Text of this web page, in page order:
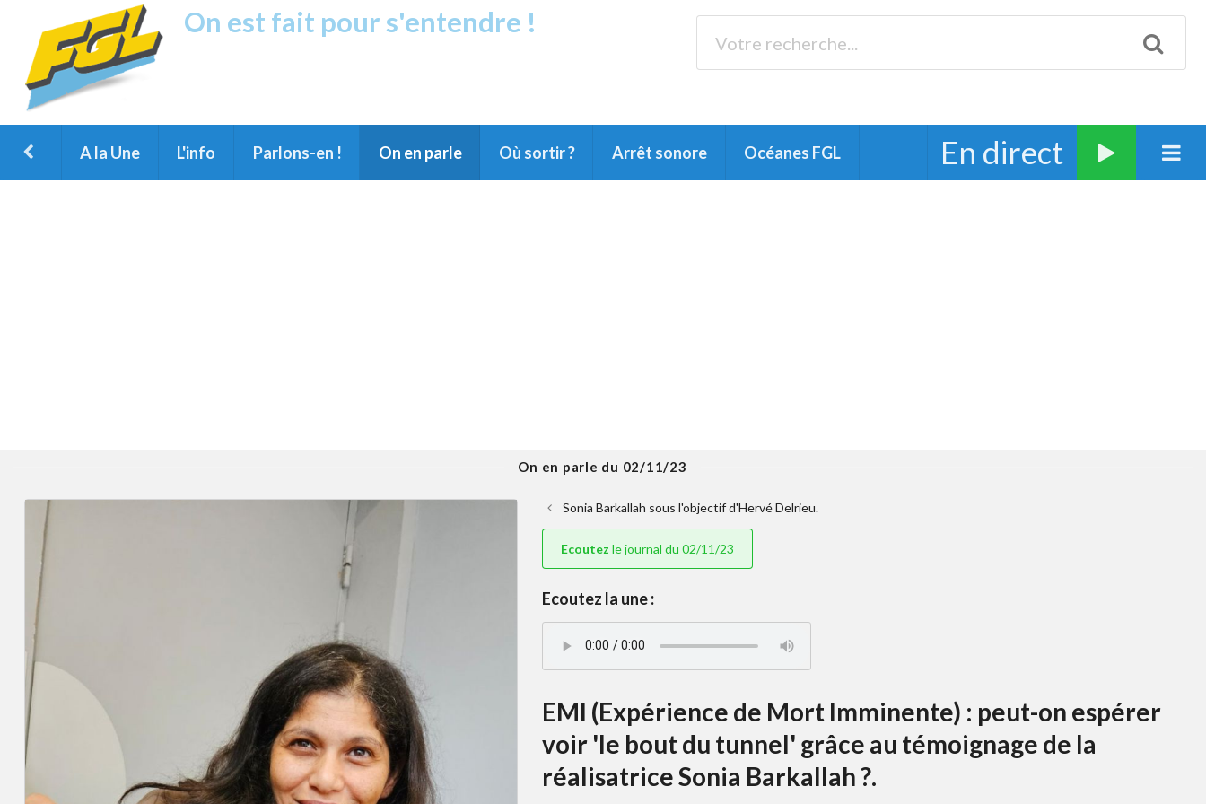
On est fait pour s'entendre !
A la Une L'info Parlons-en ! On en parle Où sortir ? Arrêt sonore Océanes FGL En direct
On en parle du 02/11/23
Sonia Barkallah sous l'objectif d'Hervé Delrieu.
Ecoutez le journal du 02/11/23
Ecoutez la une :
EMI (Expérience de Mort Imminente) : peut-on espérer
voir 'le bout du tunnel' grâce au témoignage de la
réalisatrice Sonia Barkallah ?.